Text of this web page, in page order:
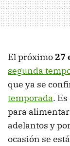
El próximo27
segunda
que ya se
temporada.
para
adelantos y
ocasión se